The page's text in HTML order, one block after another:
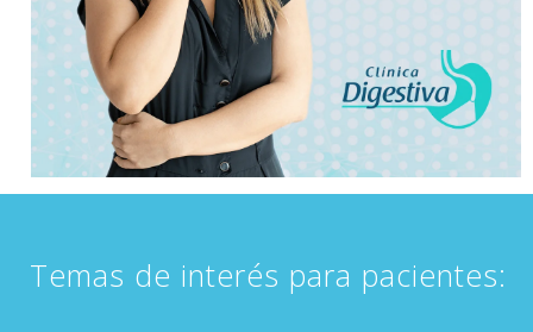
Temas de interés para pacientes: